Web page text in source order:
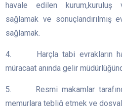
havale edilen kurum,kuruluş
sağlamak ve sonuçlandırılmış
sağlamak.
4. Harçla tabi evrakların
müracaat anında gelir
5. Resmi makamlar
memurlara tebliğ etmek ve